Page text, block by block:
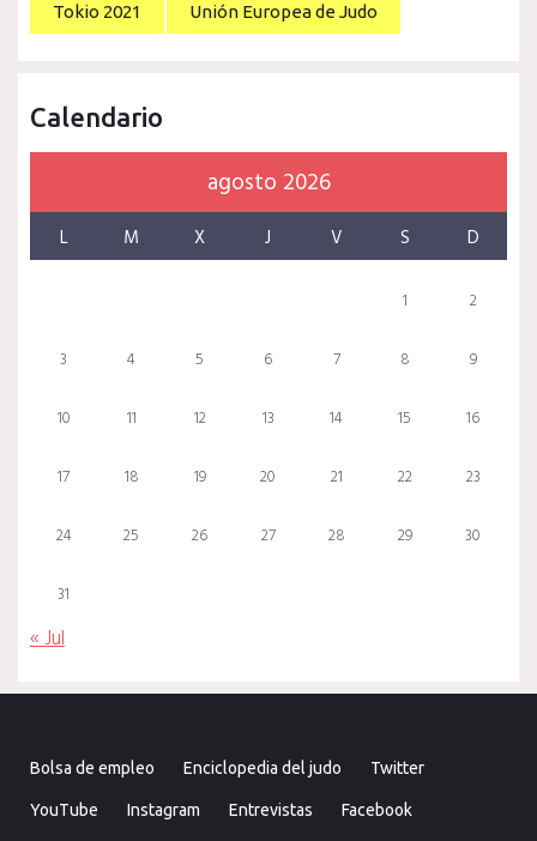
Tokio 2021 Unión Europea de Judo
Calendario
agosto 2026
L M X J V S D
1 2
3 4 5 6 7 8 9
10 11 12 13 14 15 16
17 18 19 20 21 22 23
24 25 26 27 28 29 30
31
« Jul
Bolsa de empleo Enciclopedia del judo Twitter
YouTube Instagram Entrevistas Facebook